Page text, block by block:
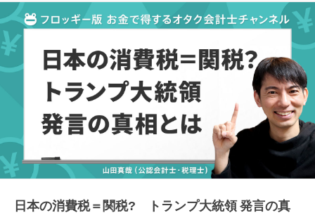
日本の消費税＝関税? トランプ大統領 発言の真